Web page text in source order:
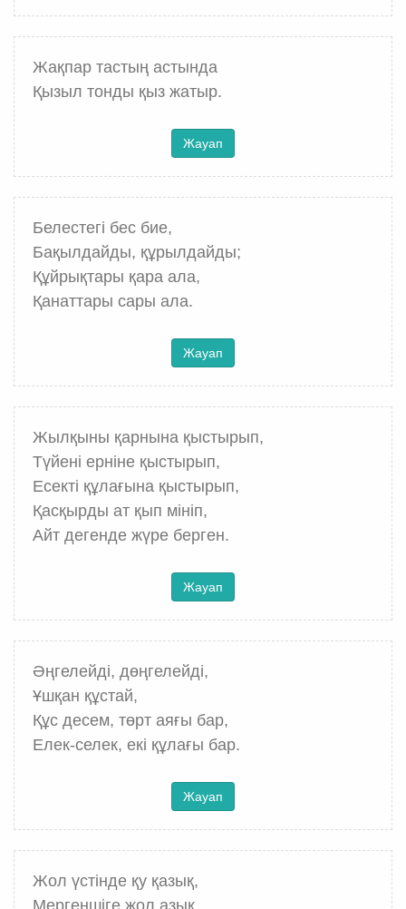
Жақпар тастың астында
Қызыл тонды қыз жатыр.
Жауап
Белестегі бес бие,
Бақылдайды, құрылдайды;
Құйрықтары қара ала,
Қанаттары сары ала.
Жауап
Жылқыны қарнына қыстырып,
Түйені ерніне қыстырып,
Есекті құлағына қыстырып,
Қасқырды ат қып мініп,
Айт дегенде жүре берген.
Жауап
Әңгелейді, дөңгелейді,
Ұшқан құстай,
Құс десем, төрт аяғы бар,
Елек-селек, екі құлағы бар.
Жауап
Жол үстінде қу қазық,
Мергеншіге жол азық.